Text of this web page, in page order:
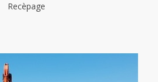
Recèpage